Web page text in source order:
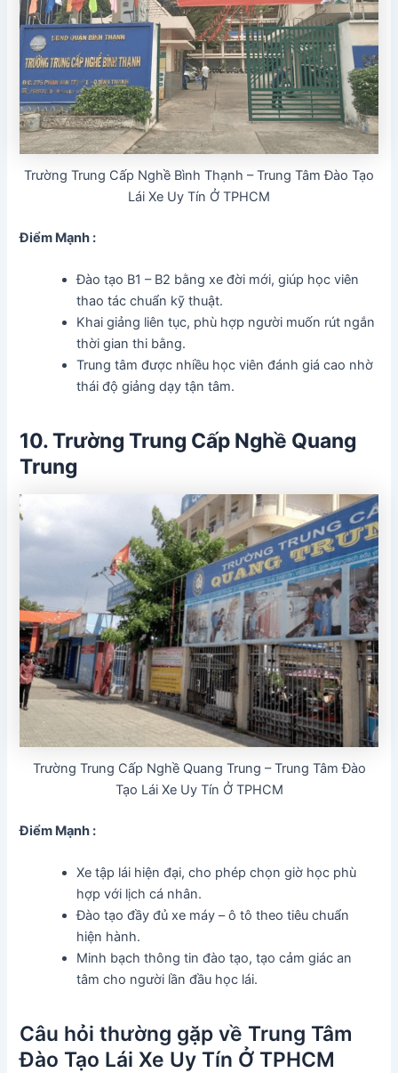
Trường Trung Cấp Nghề Bình Thạnh – Trung Tâm Đào Tạo
Lái Xe Uy Tín Ở TPHCM
Điểm Mạnh :
Đào tạo B1 – B2 bằng xe đời mới, giúp học viên
thao tác chuẩn kỹ thuật.
Khai giảng liên tục, phù hợp người muốn rút ngắn
thời gian thi bằng.
Trung tâm được nhiều học viên đánh giá cao nhờ
thái độ giảng dạy tận tâm.
10. Trường Trung Cấp Nghề Quang
Trung
Trường Trung Cấp Nghề Quang Trung – Trung Tâm Đào
Tạo Lái Xe Uy Tín Ở TPHCM
Điểm Mạnh :
Xe tập lái hiện đại, cho phép chọn giờ học phù
hợp với lịch cá nhân.
Đào tạo đầy đủ xe máy – ô tô theo tiêu chuẩn
hiện hành.
Minh bạch thông tin đào tạo, tạo cảm giác an
tâm cho người lần đầu học lái.
Câu hỏi thường gặp về Trung Tâm
Đào Tạo Lái Xe Uy Tín Ở TPHCM